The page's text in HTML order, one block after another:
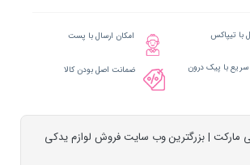
با تیپاکس امکان ارسال با پست
سریع با پیک درون
ضمانت اصل بودن کالا
مارکت | بزرگترین وب سایت فروش لوازم یدکی